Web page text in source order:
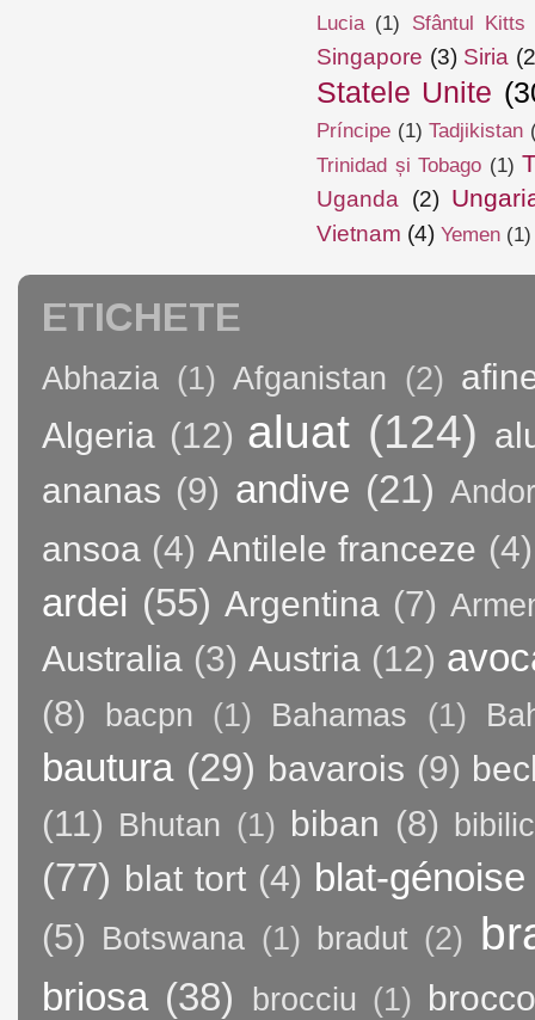
Lucia (1) Sfântul
Singapore (3) Siria
Statele Unite
Príncipe (1) Tadjikistan
Trinidad și Tobago (1)
Uganda (2)
Vietnam (4) Yemen (1)
ETICHETE
Abhazia (1) Afganistan (2)
Algeria (12) aluat (124)
ananas (9) andive (21)
ansoa (4) Antilele franceze (4)
ardei (55) Argentina (7)
Australia (3) Austria (12)
(8) bacpn (1) Bahamas (1)
bautura (29) bavarois (9)
(11) Bhutan (1) biban (8)
(77) blat tort (4) blat-génoise
(5) Botswana (1) bradut (2)
briosa (38) brocciu (1)